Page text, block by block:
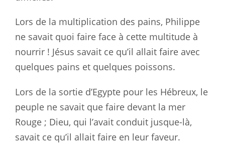
Lors de la multiplication des pains, Philippe
ne savait quoi faire face à cette multitude à
nourrir ! Jésus savait ce qu’il allait faire avec
quelques pains et quelques poissons.
Lors de la sortie d’Egypte pour les Hébreux, le
peuple ne savait que faire devant la mer
Rouge ; Dieu, qui l’avait conduit jusque-là,
savait ce qu’il allait faire en leur faveur.